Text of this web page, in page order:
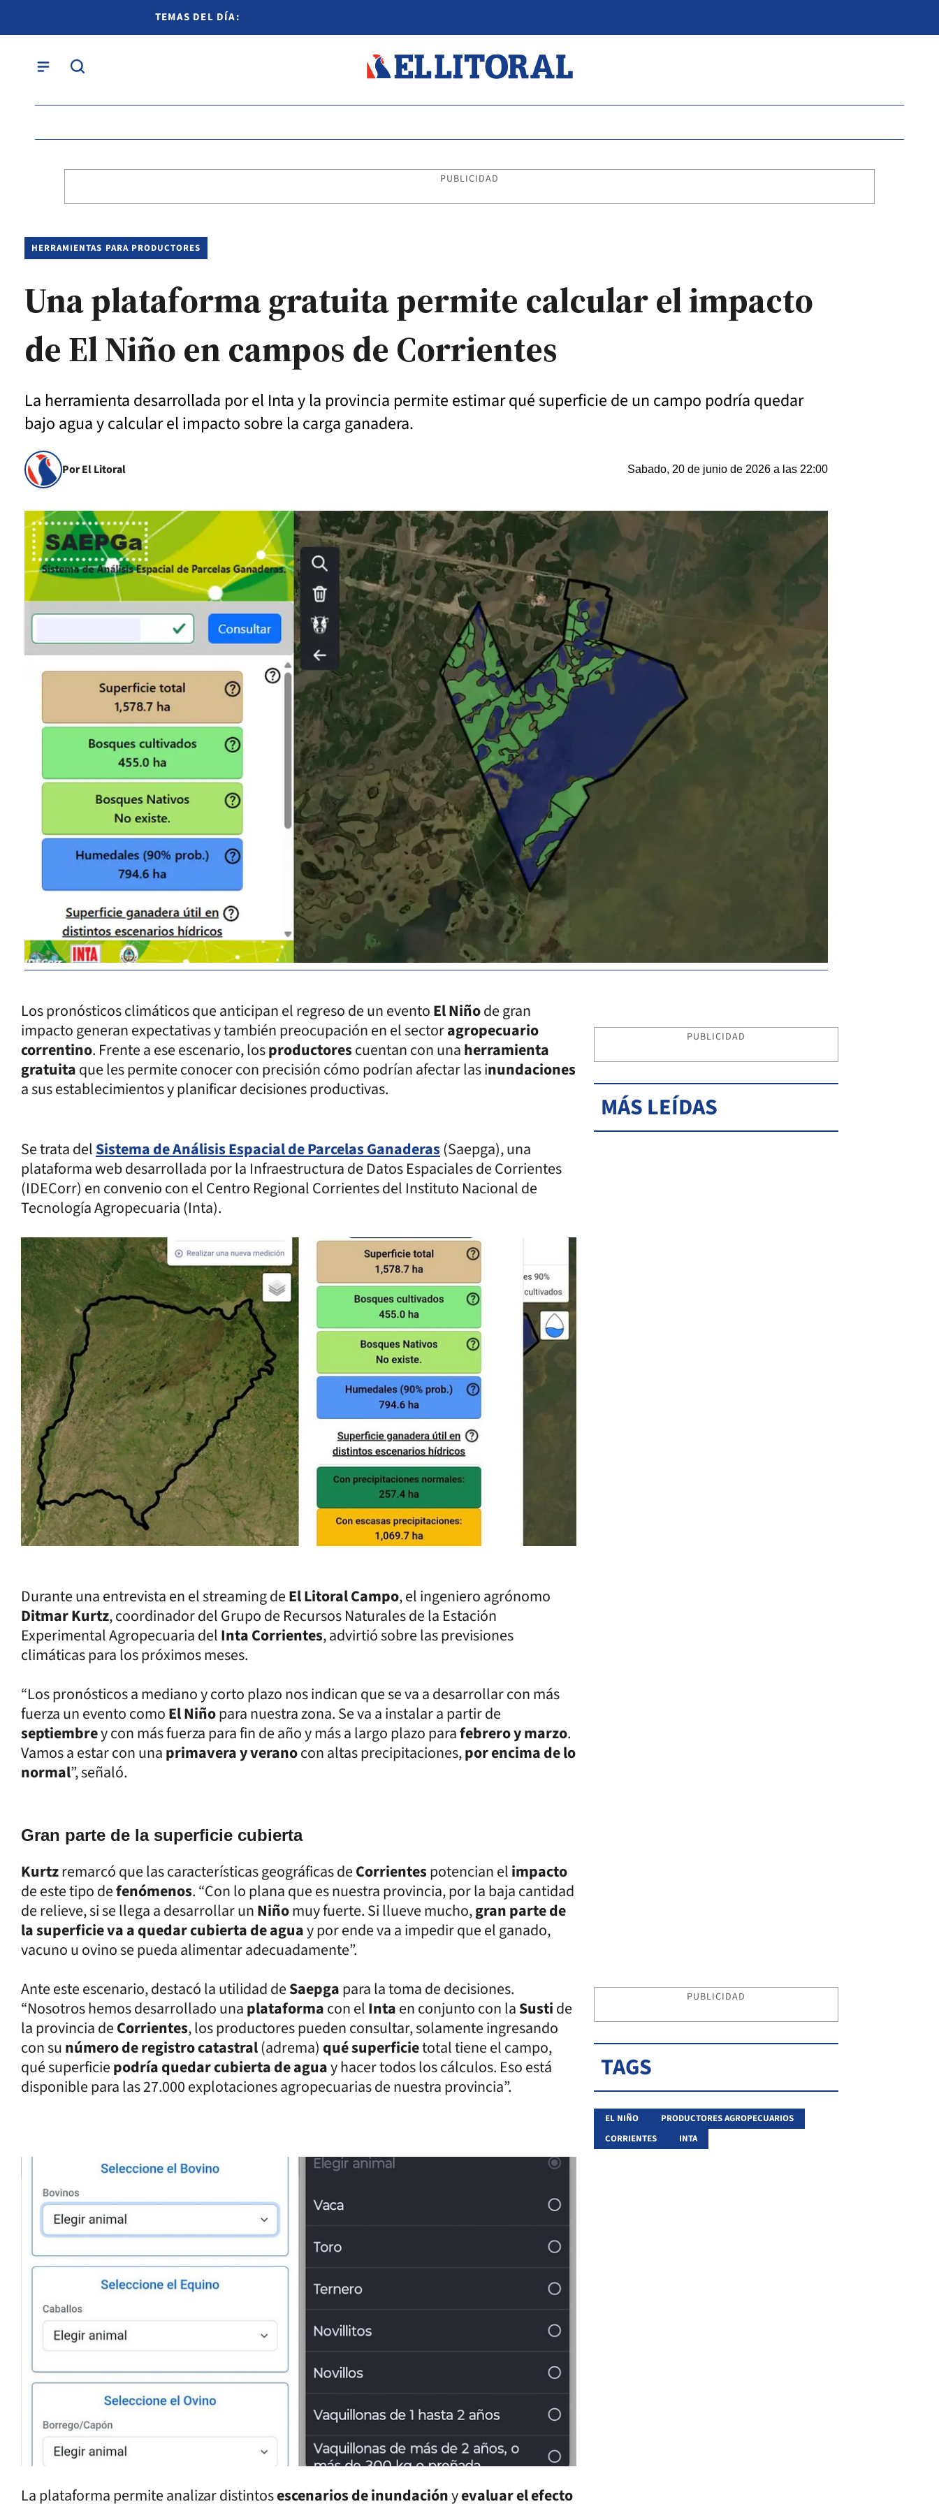
TEMAS DEL DÍA:
PUBLICIDAD
HERRAMIENTAS PARA PRODUCTORES
Una plataforma gratuita permite calcular el impacto
de El Niño en campos de Corrientes
La herramienta desarrollada por el Inta y la provincia permite estimar qué superficie de un campo podría quedar
bajo agua y calcular el impacto sobre la carga ganadera.
Por El Litoral Sabado, 20 de junio de 2026 a las 22:00
Los pronósticos climáticos que anticipan el regreso de un eventoEl Niñode gran
impacto generan expectativas y también preocupación en el sectoragropecuario
correntino. Frente a ese escenario, losproductorescuentan con unaherramienta
gratuitaque les permite conocer con precisión cómo podrían afectar las inundaciones
a sus establecimientos y planificar decisiones productivas.
Se trata delSistema de Análisis Espacial de Parcelas Ganaderas(Saepga), una
plataforma web desarrollada por la Infraestructura de Datos Espaciales de Corrientes
(IDECorr) en convenio con el Centro Regional Corrientes del Instituto Nacional de
Tecnología Agropecuaria (Inta).
Durante una entrevista en el streaming deEl Litoral Campo, el ingeniero agrónomo
Ditmar Kurtz, coordinador del Grupo de Recursos Naturales de la Estación
Experimental Agropecuaria delInta Corrientes, advirtió sobre las previsiones
climáticas para los próximos meses.
“Los pronósticos a mediano y corto plazo nos indican que se va a desarrollar con más
fuerza un evento comoEl Niñopara nuestra zona. Se va a instalar a partir de
septiembrey con más fuerza para fin de año y más a largo plazo parafebrero y marzo.
Vamos a estar con unaprimavera y veranocon altas precipitaciones,por encima de lo
normal”, señaló.
Gran parte de la superficie cubierta
Kurtzremarcó que las características geográficas deCorrientespotencian elimpacto
de este tipo defenómenos. “Con lo plana que es nuestra provincia, por la baja cantidad
de relieve, si se llega a desarrollar unNiñomuy fuerte. Si llueve mucho,gran parte de
la superficie va a quedar cubierta de aguay por ende va a impedir que el ganado,
vacuno u ovino se pueda alimentar adecuadamente”.
Ante este escenario, destacó la utilidad deSaepgapara la toma de decisiones.
“Nosotros hemos desarrollado unaplataformacon elIntaen conjunto con laSustide
la provincia deCorrientes, los productores pueden consultar, solamente ingresando
con sunúmero de registro catastral(adrema)qué superficietotal tiene el campo,
qué superficiepodría quedar cubierta de aguay hacer todos los cálculos. Eso está
disponible para las 27.000 explotaciones agropecuarias de nuestra provincia”.
La plataforma permite analizar distintosescenarios de inundaciónyevaluar el efecto
PUBLICIDAD
MÁS LEÍDAS
PUBLICIDAD
TAGS
EL NIÑO
PRODUCTORES AGROPECUARIOS
CORRIENTES
INTA